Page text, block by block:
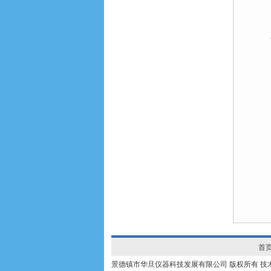
首
景德镇市华旦仪器科技发展有限公司 版权所有